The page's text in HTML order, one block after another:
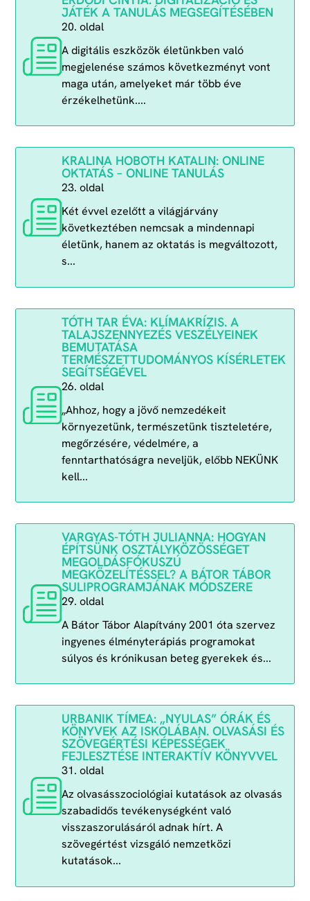
JÁTÉK A TANULÁS MEGSEGÍTÉSÉBEN
20. oldal
A digitális eszközök életünkben való
megjelenése számos következményt vont
maga után, amelyeket már több éve
érzékelhetünk....
KRALINA HOBOTH KATALIN: ONLINE
OKTATÁS – ONLINE TANULÁS
23. oldal
Két évvel ezelőtt a világjárvány
következtében nemcsak a mindennapi
életünk, hanem az oktatás is megváltozott,
s...
TÓTH TAR ÉVA: KLÍMAKRÍZIS. A
TALAJSZENNYEZÉS VESZÉLYEINEK
BEMUTATÁSA
TERMÉSZETTUDOMÁNYOS KÍSÉRLETEK
SEGÍTSÉGÉVEL
26. oldal
„Ahhoz, hogy a jövő nemzedékeit
környezetünk, természetünk tiszteletére,
megőrzésére, védelmére, a
fenntarthatóságra neveljük, előbb NEKÜNK
kell...
VARGYAS-TÓTH JULIANNA: HOGYAN
ÉPÍTSÜNK OSZTÁLYKÖZÖSSÉGET
MEGOLDÁSFÓKUSZÚ
MEGKÖZELÍTÉSSEL? A BÁTOR TÁBOR
SULIPROGRAMJÁNAK MÓDSZERE
29. oldal
A Bátor Tábor Alapítvány 2001 óta szervez
ingyenes élményterápiás programokat
súlyos és krónikusan beteg gyerekek és...
URBANIK TÍMEA: „NYULAS” ÓRÁK ÉS
KÖNYVEK AZ ISKOLÁBAN. OLVASÁSI ÉS
SZÖVEGÉRTÉSI KÉPESSÉGEK
FEJLESZTÉSE INTERAKTÍV KÖNYVVEL
31. oldal
Az olvasásszociológiai kutatások az olvasás
szabadidős tevékenységként való
visszaszorulásáról adnak hírt. A
szövegértést vizsgáló nemzetközi
kutatások...